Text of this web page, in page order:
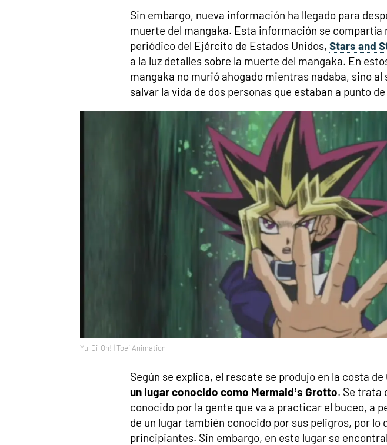
Sin embargo, nueva información ha llegado para
muerte del mangaka. Esta información se compartía
periódico del Ejército de Estados Unidos, Stars and
a la luz detalles sobre la muerte del mangaka. En
mangaka no murió ahogado mientras nadaba, sino
salvar la vida de dos personas que estaban a punto
Yu-Gi-Oh! | Toei Animation
Según se explica, el rescate se produjo en la costa de
un lugar conocido como Mermaid’s Grotto. Se trata
conocido por la gente que va a practicar el buceo, a
de un lugar también conocido por sus peligros, por lo
principiantes. Sin embargo, en este lugar se